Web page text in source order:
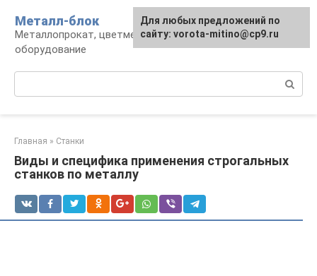
контенту
Металл-блок
Металлопрокат, цветмет, обработка и
оборудование
Главная » Станки
Виды и специфика применения строгальных
станков по металлу
Для любых предложений по
сайту: vorota-mitino@cp9.ru